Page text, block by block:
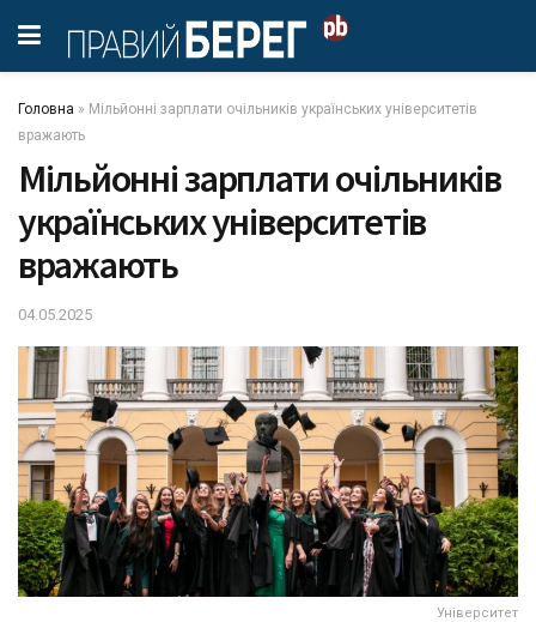
Головна » Мільйонні зарплати очільників українських університетів
вражають
Мільйонні зарплати очільників
українських університетів
вражають
04.05.2025
Університет